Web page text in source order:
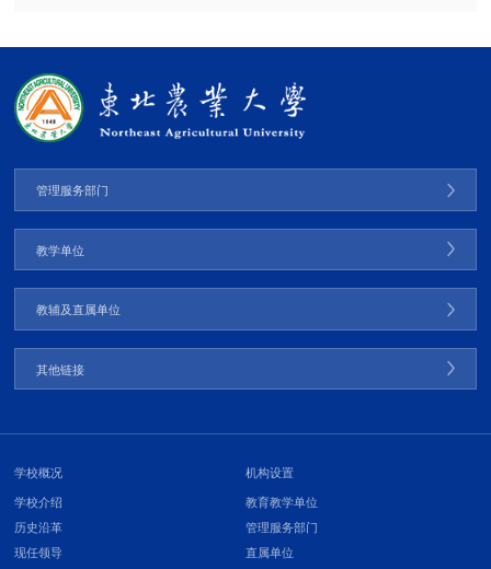
管理服务部门
教学单位
教辅及直属单位
其他链接
学校概况
学校介绍
历史沿革
现任领导
机构设置
教育教学单位
管理服务部门
直属单位